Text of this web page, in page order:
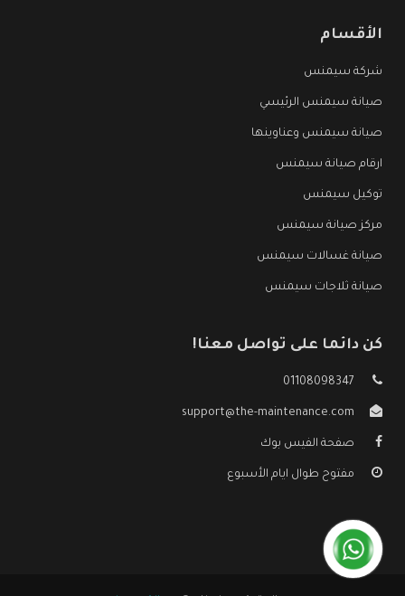
الأقسام
شركة سيمنس
صيانة سيمنس الرئيسي
صيانة سيمنس وعناوينها
ارقام صيانة سيمنس
توكيل سيمنس
مركز صيانة سيمنس
صيانة غسالات سيمنس
صيانة ثلاجات سيمنس
كن دائما على تواصل معنا!
01108098347
support@the-maintenance.com
صفحة الفيس بوك
مفتوح طوال ايام الأسبوع